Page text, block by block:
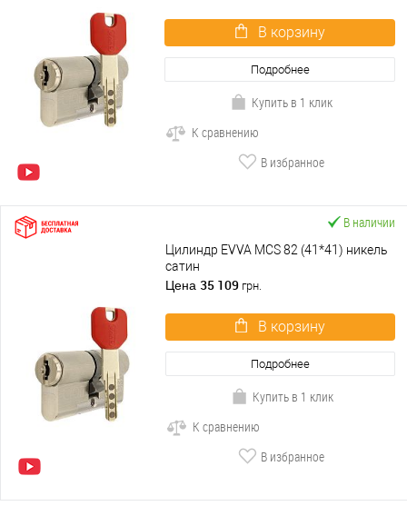
В корзину
Подробнее
Купить в 1 клик
К сравнению
В избранное
В наличии
Цилиндр EVVA MCS 82 (41*41) никель
сатин
Цена 35 109 грн.
В корзину
Подробнее
Купить в 1 клик
К сравнению
В избранное